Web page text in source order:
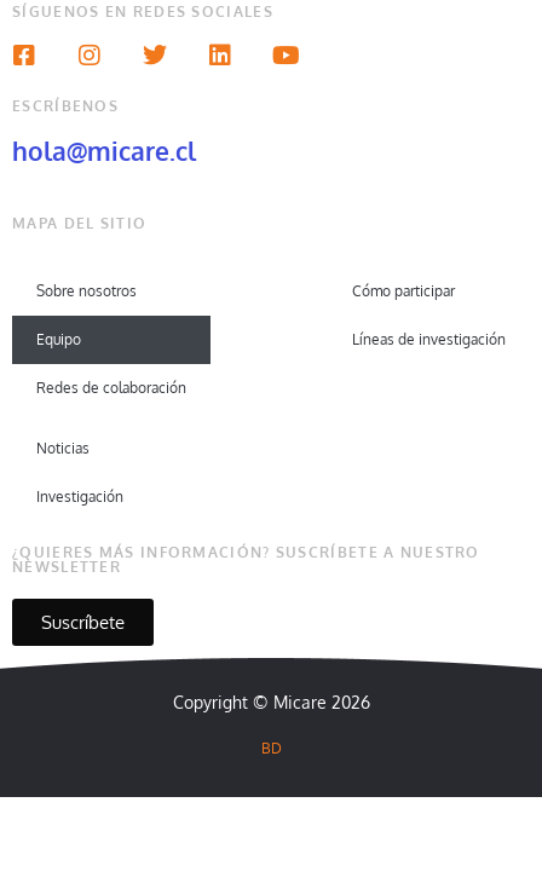
SÍGUENOS EN REDES SOCIALES
ESCRÍBENOS
hola@micare.cl
MAPA DEL SITIO
Sobre nosotros
Equipo
Redes de colaboración
Cómo participar
Líneas de investigación
Noticias
Investigación
¿QUIERES MÁS INFORMACIÓN? SUSCRÍBETE A NUESTRO
NEWSLETTER
Suscríbete
Copyright © Micare 2026
BD